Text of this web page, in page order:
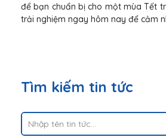
để bạn chuẩn bị cho một mùa Tết
trải nghiệm ngay hôm nay để cảm
Tìm kiếm tin tức